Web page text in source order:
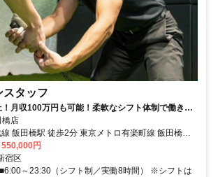
スタッフ
月収100万円も可能！柔軟なシフト体制で働きや
経験からでも始められるゴルフインストラクタ
橋店
東京メトロ東西線 飯田橋駅 B1出口より徒歩1分
飯田橋駅 B1出口より徒歩1分 都営大江戸線 飯田橋
1分
円
宿区
～23:30（シフト制／実働8時間） ※シフトは